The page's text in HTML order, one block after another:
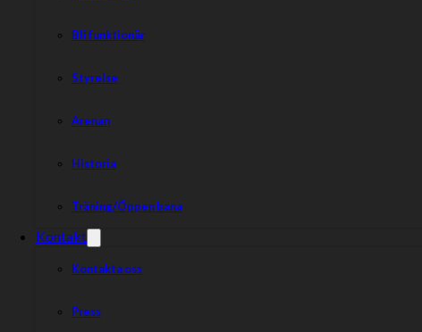
Bli funktionär
Styrelse
Arenan
Historia
Träning/Öppen bana
Kontakt
Kontakta oss
Press